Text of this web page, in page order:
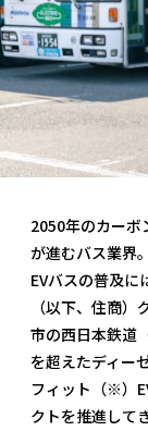
2050年のカーボ
が進むバス業界
EVバスの普及に
（以下、住商
市の西日本鉄道
を超えたディー
フィット（※）
クトを推進して